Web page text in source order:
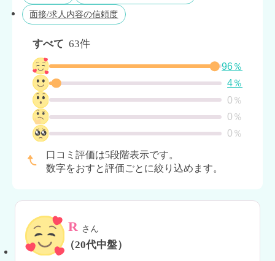
面接/求人内容の信頼度
すべて 63件
96％
4％
0％
0％
0％
口コミ評価は5段階表示です。
数字をおすと評価ごとに絞り込めます。
R さん
（20代中盤）